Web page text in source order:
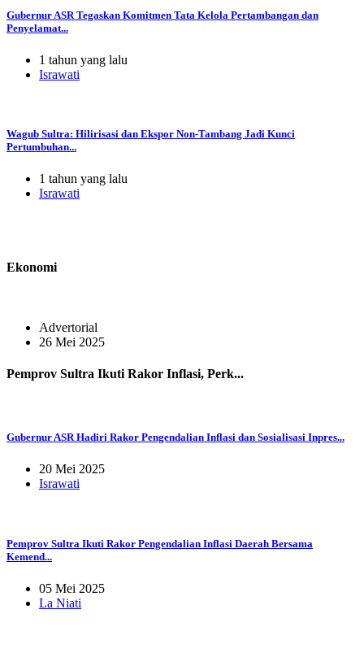
Gubernur ASR Tegaskan Komitmen Tata Kelola Pertambangan dan
Penyelamat...
1 tahun yang lalu
Israwati
Wagub Sultra: Hilirisasi dan Ekspor Non-Tambang Jadi Kunci
Pertumbuhan...
1 tahun yang lalu
Israwati
Ekonomi
Advertorial
26 Mei 2025
Pemprov Sultra Ikuti Rakor Inflasi, Perk...
Gubernur ASR Hadiri Rakor Pengendalian Inflasi dan Sosialisasi Inpres...
20 Mei 2025
Israwati
Pemprov Sultra Ikuti Rakor Pengendalian Inflasi Daerah Bersama
Kemend...
05 Mei 2025
La Niati